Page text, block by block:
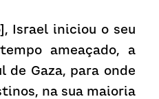
Israel iniciou o seu
ameaçado, a
de Gaza, para onde
na sua maioria